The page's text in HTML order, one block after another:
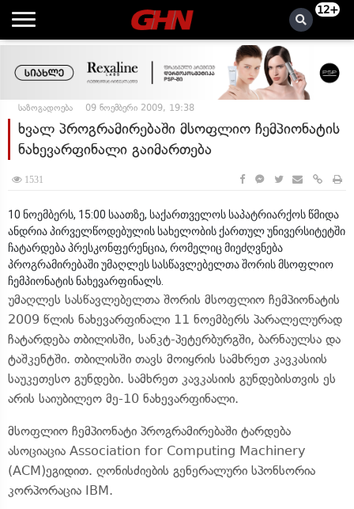
12+
საზოგადოება 09 ნოემბერი 2009, 19:38
ხვალ პროგრამირებაში მსოფლიო ჩემპიონატის
ნახევარფინალი გაიმართება
1531
10 ნოემბერს, 15:00 საათზე, საქართველოს საპატრიარქოს წმიდა
ანდრია პირველწოდებულის სახელობის ქართულ უნივერსიტეტში
ჩატარდება პრესკონფერენცია, რომელიც მიეძღვნება
პროგრამირებაში უმაღლეს სასწავლებელთა შორის მსოფლიო
ჩემპიონატის ნახევარფინალს.
უმაღლეს სასწავლებელთა შორის მსოფლიო ჩემპიონატის
2009 წლის ნახევარფინალი 11 ნოემბერს პარალელურად
ჩატარდება თბილისში, სანკტ-პეტერბურგში, ბარნაულსა და
ტაშკენტში. თბილისში თავს მოიყრის სამხრეთ კავკასიის
საუკეთესო გუნდები. სამხრეთ კავკასიის გუნდებისთვის ეს
არის საიუბილეო მე-10 ნახევარფინალი.
მსოფლიო ჩემპიონატი პროგრამირებაში ტარდება
ასოციაცია Association for Computing Machinery
(ACM)ეგიდით. ღონისძიების გენერალური სპონსორია
კორპორაცია IBM.